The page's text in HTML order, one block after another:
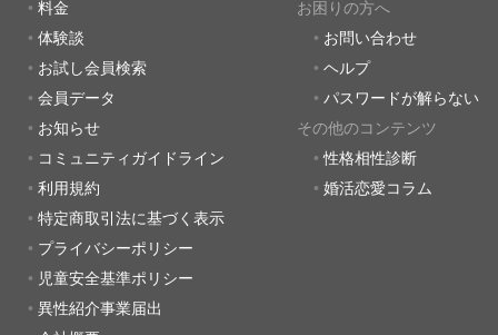
料金
体験談
お試し会員検索
会員データ
お知らせ
コミュニティガイドライン
利用規約
特定商取引法に基づく表示
プライバシーポリシー
児童安全基準ポリシー
異性紹介事業届出
お困りの方へ
お問い合わせ
ヘルプ
パスワードが解らない
その他のコンテンツ
性格相性診断
婚活恋愛コラム